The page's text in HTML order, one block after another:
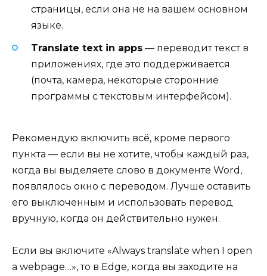
страницы, если она не на вашем основном
языке.
Translate text in apps — переводит текст в
приложениях, где это поддерживается
(почта, камера, некоторые сторонние
программы с текстовым интерфейсом).
Рекомендую включить всё, кроме первого
пункта — если вы не хотите, чтобы каждый раз,
когда вы выделяете слово в документе Word,
появлялось окно с переводом. Лучше оставить
его выключенным и использовать перевод
вручную, когда он действительно нужен.
Если вы включите «Always translate when I open
a webpage…», то в Edge, когда вы заходите на